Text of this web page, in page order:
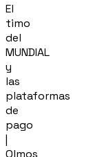
El
timo
del
MUNDIAL
y
las
plataformas
de
pago
|
Olmos